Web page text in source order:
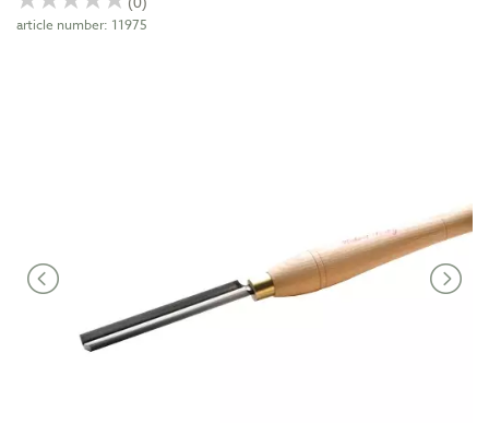
article number: 11975